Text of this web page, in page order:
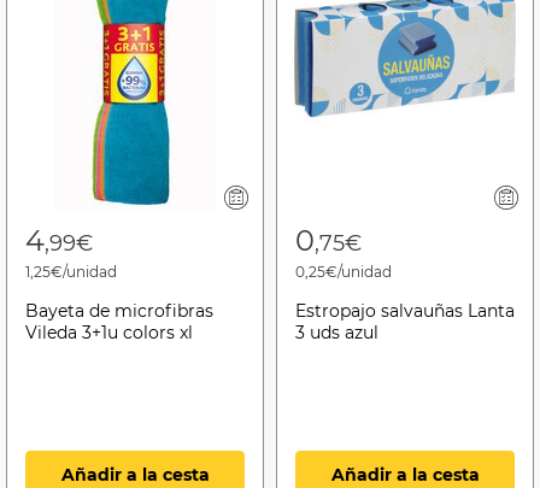
4,99€
1,25€/unidad
Bayeta de microfibras
Vileda 3+1u colors xl
Añadir a la cesta
0,75€
0,25€/unidad
Estropajo salvauñas Lanta
3 uds azul
Añadir a la cesta